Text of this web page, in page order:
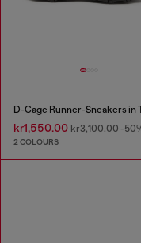
kr1,550.00 kr3,100.00-
2 COLOURS